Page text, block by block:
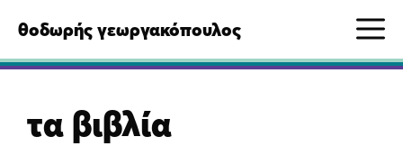
σε
περιεχόμενο
θοδωρής γεωργακόπουλος
τα βιβλία